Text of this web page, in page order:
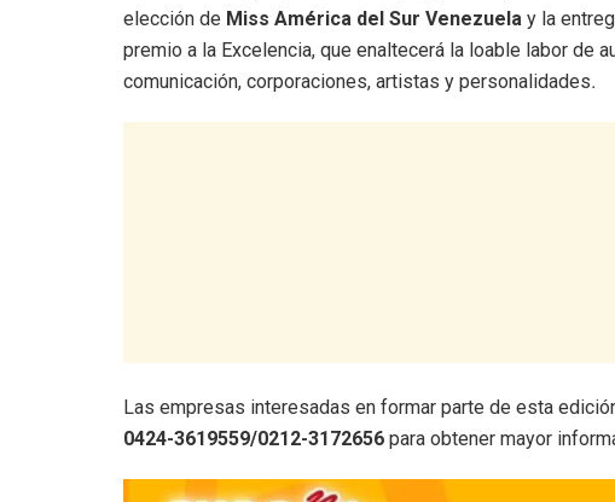
elección de Miss América del Sur Venezuela y la
premio a la Excelencia, que enaltecerá la loable labor de
comunicación, corporaciones, artistas y personalidades.
Las empresas interesadas en formar parte de esta
0424-3619559/0212-3172656 para obtener mayor